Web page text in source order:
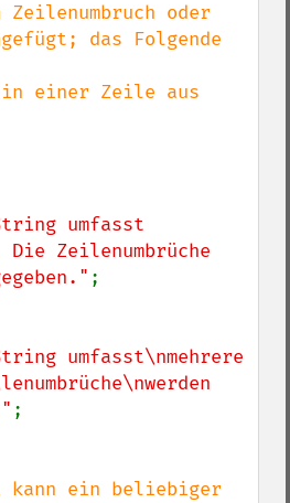
oder
das Folgende
umfasst
Zeilenumbrüche
;
umfasst\nmehrere
;
kann ein beliebiger